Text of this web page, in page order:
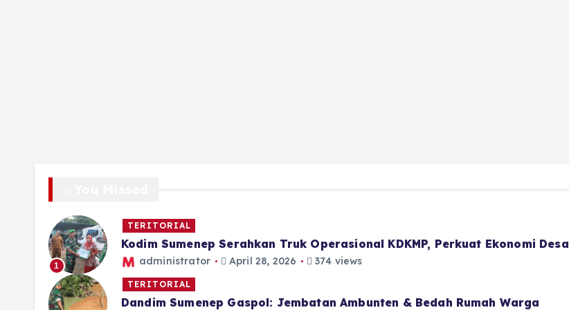
1
TERITORIAL
Kodim Sumenep Serahkan Truk Operasional KDKMP, Perkuat Ekonomi Desa
administrator April 28, 2026 374 views
TERITORIAL
Dandim Sumenep Gaspol: Jembatan Ambunten & Bedah Rumah Warga